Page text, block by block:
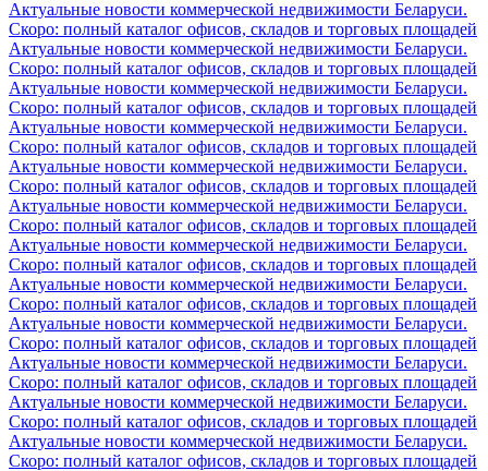
Актуальные новости коммерческой недвижимости Беларуси.
Скоро: полный каталог офисов, складов и торговых площадей
Актуальные новости коммерческой недвижимости Беларуси.
Скоро: полный каталог офисов, складов и торговых площадей
Актуальные новости коммерческой недвижимости Беларуси.
Скоро: полный каталог офисов, складов и торговых площадей
Актуальные новости коммерческой недвижимости Беларуси.
Скоро: полный каталог офисов, складов и торговых площадей
Актуальные новости коммерческой недвижимости Беларуси.
Скоро: полный каталог офисов, складов и торговых площадей
Актуальные новости коммерческой недвижимости Беларуси.
Скоро: полный каталог офисов, складов и торговых площадей
Актуальные новости коммерческой недвижимости Беларуси.
Скоро: полный каталог офисов, складов и торговых площадей
Актуальные новости коммерческой недвижимости Беларуси.
Скоро: полный каталог офисов, складов и торговых площадей
Актуальные новости коммерческой недвижимости Беларуси.
Скоро: полный каталог офисов, складов и торговых площадей
Актуальные новости коммерческой недвижимости Беларуси.
Скоро: полный каталог офисов, складов и торговых площадей
Актуальные новости коммерческой недвижимости Беларуси.
Скоро: полный каталог офисов, складов и торговых площадей
Актуальные новости коммерческой недвижимости Беларуси.
Скоро: полный каталог офисов, складов и торговых площадей